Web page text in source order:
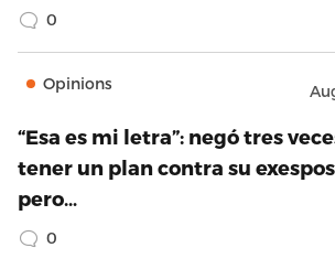
0
Opinions
“Esa es mi letra”: negó tres
tener un plan contra su
pero…
0